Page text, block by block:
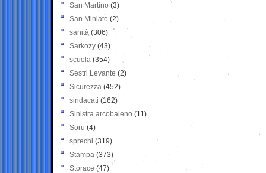
San Martino (3)
San Miniato (2)
sanità (306)
Sarkozy (43)
scuola (354)
Sestri Levante (2)
Sicurezza (452)
sindacati (162)
Sinistra arcobaleno (11)
Soru (4)
sprechi (319)
Stampa (373)
Storace (47)